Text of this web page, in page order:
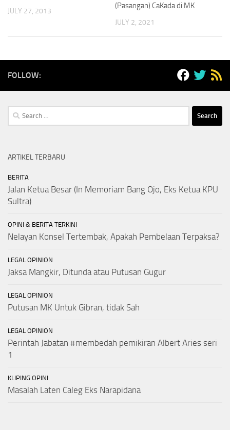
JULY 27, 2013
(Pasangan) CaKada di MK
JULY 2, 2021
FOLLOW:
Search
for:
ARTIKEL TERBARU
BERITA
Jalan Ketua Besar (In Memoriam Bang Ojo, Eks Ketua KPU
Sultra)
OPINI & BERITA TERKINI
Nelayan Konsel Tertembak, Apakah Pembelaan Terpaksa?
LEGAL OPINION
Jaksa Mangkir, Ditunda atau Putusan Gugur
LEGAL OPINION
Putusan MK Untuk Gibran, tidak Sah
LEGAL OPINION
Perintah Jabatan #membedah pemikiran Albert Aries seri
1
KLIPING OPINI
Masalah Laten Caleg Eks Narapidana